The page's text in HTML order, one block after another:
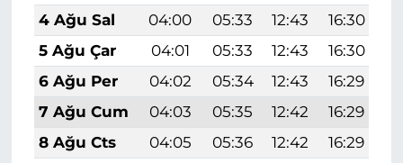
4 Ağu Sal
04:00 05:33 12:43 16:30
5 Ağu Çar
04:01 05:33 12:43 16:30
6 Ağu Per
04:02 05:34 12:43 16:29
7 Ağu Cum
04:03 05:35 12:42 16:29
8 Ağu Cts
04:05 05:36 12:42 16:29